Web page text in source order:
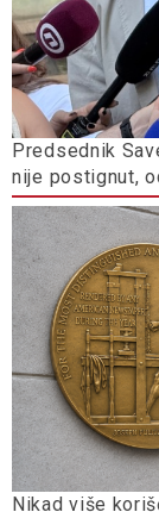
Predsednik
nije postignut,
Nikad više